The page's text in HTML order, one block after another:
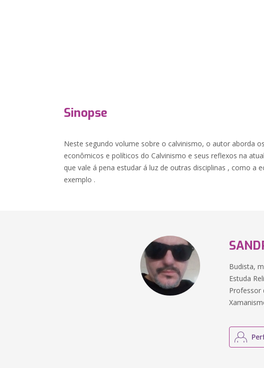
Sinopse
Neste segundo volume sobre o calvinismo, o autor aborda
econômicos e políticos do Calvinismo e seus reflexos na
que vale á pena estudar á luz de outras disciplinas , como a
exemplo .
Budista,
Estuda
Professor